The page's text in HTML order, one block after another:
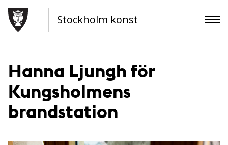
Stockholm konst
Hanna Ljungh för
Kungsholmens
brandstation